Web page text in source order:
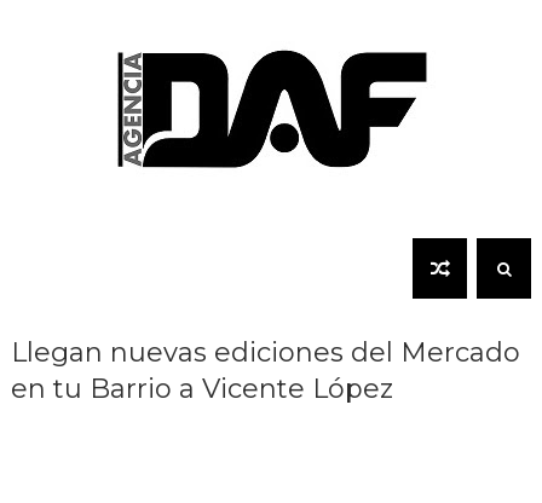
Llegan nuevas ediciones del Mercado
en tu Barrio a Vicente López